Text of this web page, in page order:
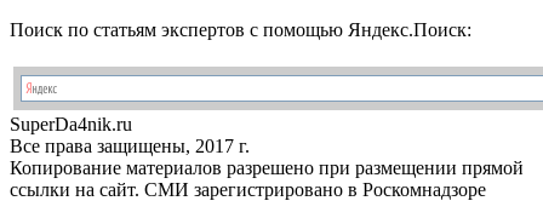
Поиск по статьям экспертов с помощью Яндекс.Поиск:
SuperDa4nik.ru
Все права защищены, 2017 г.
Копирование материалов разрешено при размещении прямой
ссылки на сайт. СМИ зарегистрировано в Роскомнадзоре